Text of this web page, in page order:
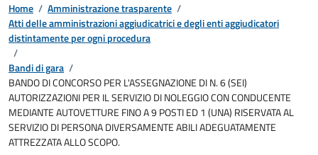
Home / Amministrazione trasparente /
Atti delle amministrazioni aggiudicatrici e degli enti aggiudicatori
distintamente per ogni procedura
/
Bandi di gara /
BANDO DI CONCORSO PER L'ASSEGNAZIONE DI N. 6 (SEI)
AUTORIZZAZIONI PER IL SERVIZIO DI NOLEGGIO CON CONDUCENTE
MEDIANTE AUTOVETTURE FINO A 9 POSTI ED 1 (UNA) RISERVATA AL
SERVIZIO DI PERSONA DIVERSAMENTE ABILI ADEGUATAMENTE
ATTREZZATA ALLO SCOPO.